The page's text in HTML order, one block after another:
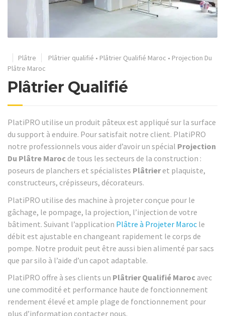
Plâtre Plâtrier qualifié • Plâtrier Qualifié Maroc • Projection Du
Plâtre Maroc
Plâtrier Qualifié
PlatiPRO utilise un produit pâteux est appliqué sur la surface
du support à enduire. Pour satisfait notre client. PlatiPRO
notre professionnels vous aider d’avoir un spécial Projection
Du Plâtre Maroc de tous les secteurs de la construction :
poseurs de planchers et spécialistes Plâtrieret plaquiste,
constructeurs, crépisseurs, décorateurs.
PlatiPRO utilise des machine à projeter conçue pour le
gâchage, le pompage, la projection, l’injection de votre
bâtiment. Suivant l’application Plâtre à Projeter Maroc le
débit est ajustable en changeant rapidement le corps de
pompe. Notre produit peut être aussi bien alimenté par sacs
que par silo à l’aide d’un capot adaptable.
PlatiPRO offre à ses clients un Plâtrier Qualifié Maroc avec
une commodité et performance haute de fonctionnement
rendement élevé et ample plage de fonctionnement pour
plus d’information contacter nous.